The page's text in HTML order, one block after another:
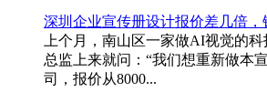
深圳企业宣传册设计报价差几倍，
上个月，南山区一家做AI视觉的
总监上来就问：“我们想重新做本
司，报价从8000...